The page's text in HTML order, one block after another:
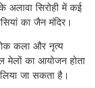
सिरोही में कई
का जैन मंदिर।
कला और नृत्य
मेलों का आयोजन होता
जा सकता है।